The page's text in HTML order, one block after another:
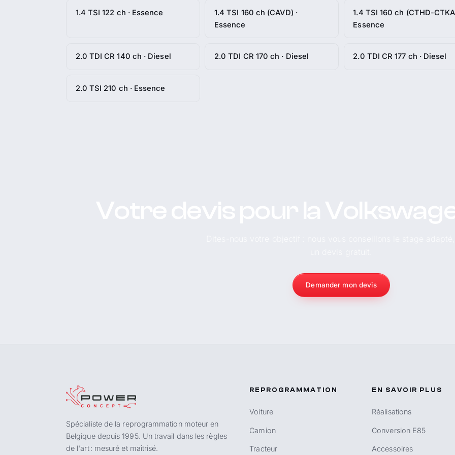
1.4 TSI 122 ch · Essence
1.4 TSI 160 ch (CAVD) ·
Essence
1.4 TSI 160 ch (CTHD-
Essence
2.0 TDI CR 140 ch · Diesel 2.0 TDI CR 170 ch · Diesel 2.0 TDI CR 177 ch · Diesel
2.0 TSI 210 ch · Essence
Demander mon devis
Spécialiste de la reprogrammation moteur en
Belgique depuis 1995. Un travail dans les règles
de l'art : mesuré et maîtrisé.
REPROGRAMMATION
Voiture
Camion
Tracteur
EN SAVOIR PLUS
Réalisations
Conversion E85
Accessoires